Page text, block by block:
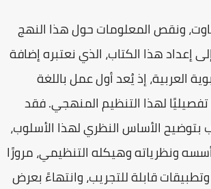
ونقص المعلومات حول هذا النهج
إعداد هذا الكتاب، الذي نعتبره إضافة
العربية، إذ يُعد أول عمل باللغة
تفصيليًا لهذا التنظيم المنهجي. فقد
بتوضيح الأساس النظري لهذا الأسلوب،
ونظرياته وهيكله التنظيمي، مرورًا
قابلة للتجريب، وانتهاءً بعرض